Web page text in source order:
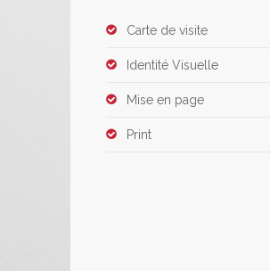
Carte de visite
Identité Visuelle
Mise en page
Print